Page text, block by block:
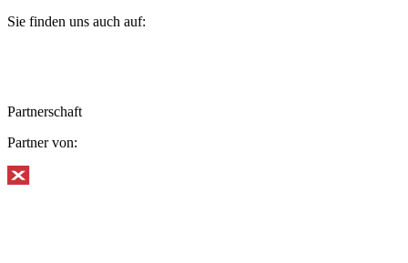
Sie finden uns auch auf:
Partnerschaft
Partner von: